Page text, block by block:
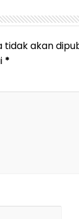
akan
*